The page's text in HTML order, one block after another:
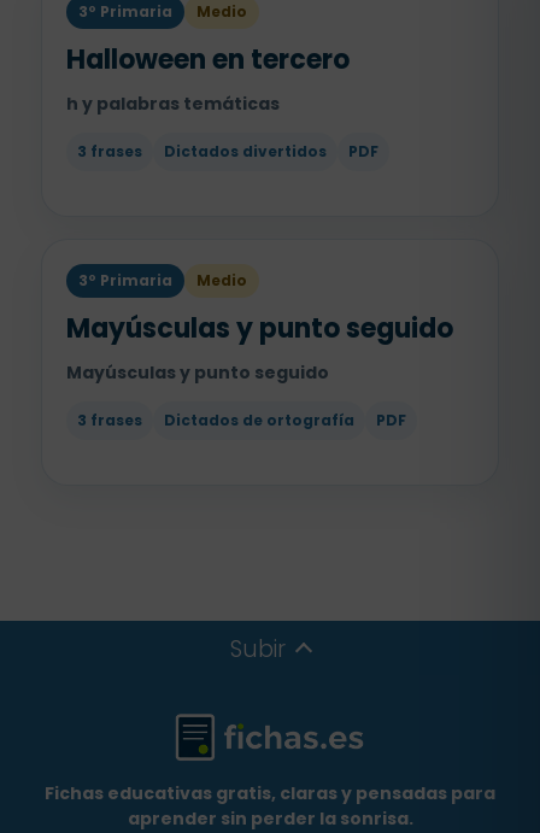
3º Primaria Medio
Halloween en tercero
h y palabras temáticas
3 frases Dictados divertidos PDF
3º Primaria Medio
Mayúsculas y punto seguido
Mayúsculas y punto seguido
3 frases Dictados de ortografía PDF
Subir
Fichas educativas gratis, claras y pensadas para
aprender sin perder la sonrisa.